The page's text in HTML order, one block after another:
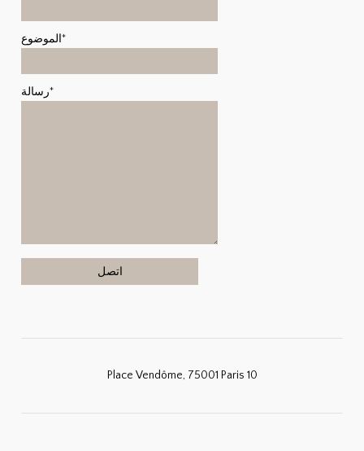
الموضوع*
رسالة*
10 Place Vendôme, 75001 Paris